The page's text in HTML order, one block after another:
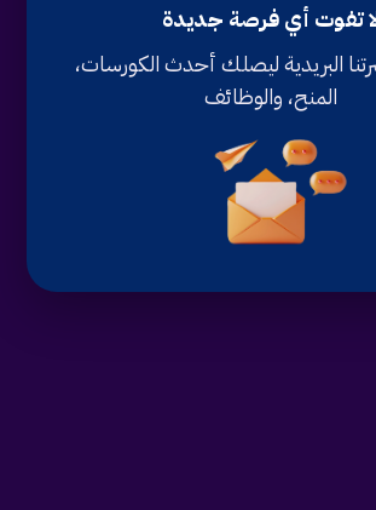
تفوت أي فرصة جديدة
البريدية ليصلك أحدث الكورسات،
المنح، والوظائف